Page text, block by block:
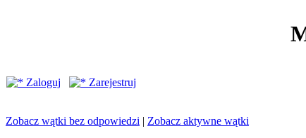
Zaloguj
Zarejestruj
Zobacz wątki bez odpowiedzi | Zobacz aktywne wątki